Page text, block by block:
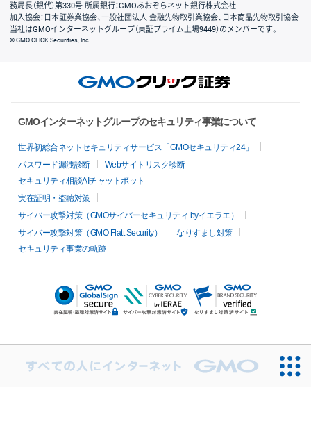
務局長（銀代）第330号 所属銀行：GMOあおぞらネット銀行株式会社
加入協会：日本証券業協会、一般社団法人 金融先物取引業協会、日本商品先物取引協会
当社はGMOインターネットグループ（東証プライム上場9449）のメンバーです。
© GMO CLICK Securities, Inc.
GMOインターネットグループのセキュリティ事業について
世界初総合ネットセキュリティサービス「GMOセキュリティ24」
パスワード漏洩診断
Webサイトリスク診断
セキュリティ相談AIチャットボット
実在証明・盗聴対策
サイバー攻撃対策（GMOサイバーセキュリティ byイエラエ）
サイバー攻撃対策（GMO Flatt Security）
なりすまし対策
セキュリティ事業の軌跡